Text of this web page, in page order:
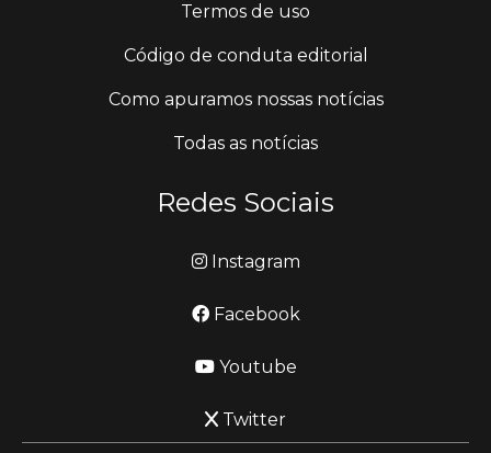
Termos de uso
Código de conduta editorial
Como apuramos nossas notícias
Todas as notícias
Redes Sociais
Instagram
Facebook
Youtube
Twitter